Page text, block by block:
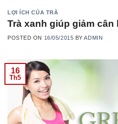
LỢI ÍCH CỦA TRÀ
Trà xanh giúp giảm cân
POSTED ON 16/05/2015 BYADMIN
16
Th5